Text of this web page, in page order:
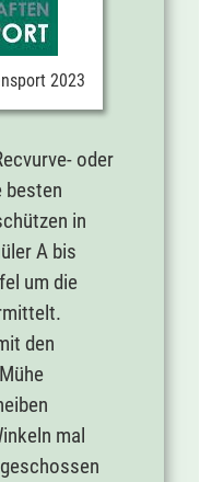
2023
oder
besten
in
A bis
um die
den
mal